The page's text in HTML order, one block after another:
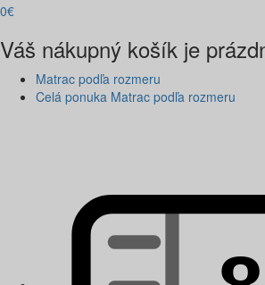
0€
Váš nákupný košík je
Matrac podľa rozmeru
Celá ponuka Matrac podľa rozmeru